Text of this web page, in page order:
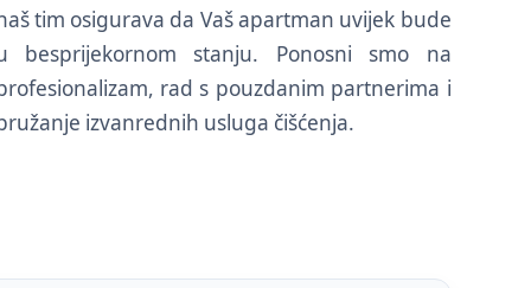
tim osigurava da Vaš apartman uvijek bude
besprijekornom stanju. Ponosni smo na
rad s pouzdanim partnerima i
izvanrednih usluga čišćenja.